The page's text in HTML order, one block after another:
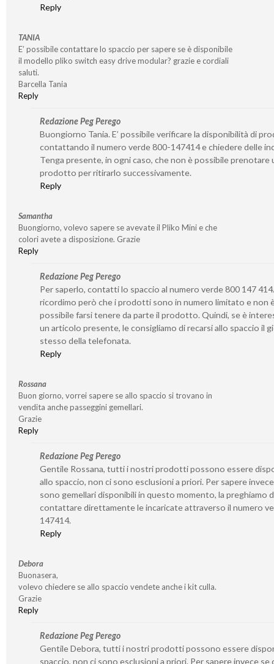
Reply
TANIA
E’ possibile contattare lo spaccio per sapere se è disponibile
il modello pliko switch easy drive modular? grazie e cordiali
saluti.
Barcella Tania
Reply
Redazione Peg Perego
Buongiorno Tania. E’ possibile verificare la disponibilità di
contattando il numero verde 800-147414 e chiedere delle
Tenga presente, in ogni caso, che non è possibile prenotare
prodotto per ritirarlo successivamente.
Reply
Samantha
Buongiorno, volevo sapere se avevate il Pliko Mini e che
colori avete a disposizione. Grazie
Reply
Redazione Peg Perego
Per saperlo, contatti lo spaccio al numero verde 800 147
ricordimo però che i prodotti sono in numero limitato e non
possibile farsi tenere da parte il prodotto. Quindi, se è
un articolo presente, le consigliamo di recarsi allo spaccio il
stesso della telefonata.
Reply
Rossana
Buon giorno, vorrei sapere se allo spaccio si trovano in
vendita anche passeggini gemellari.
Grazie
Reply
Redazione Peg Perego
Gentile Rossana, tutti i nostri prodotti possono essere
allo spaccio, non ci sono esclusioni a priori. Per sapere
sono gemellari disponibili in questo momento, la preghiamo
contattare direttamente le incaricate attraverso il numero
147414.
Reply
Debora
Buonasera,
volevo chiedere se allo spaccio vendete anche i kit culla.
Grazie
Reply
Redazione Peg Perego
Gentile Debora, tutti i nostri prodotti possono essere
spaccio, non ci sono esclusioni a priori. Per sapere invece se